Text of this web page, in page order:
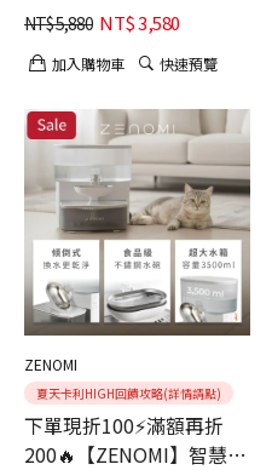
NT$5,880 NT$3,580
加入購物車 快速預覽
ZENOMI
夏天卡利HIGH回饋攻略(詳情請點)
下單現折100⚡滿額再折
200🔥【ZENOMI】智慧傾